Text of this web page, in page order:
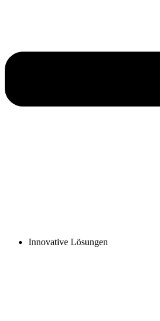
Innovative Lösungen